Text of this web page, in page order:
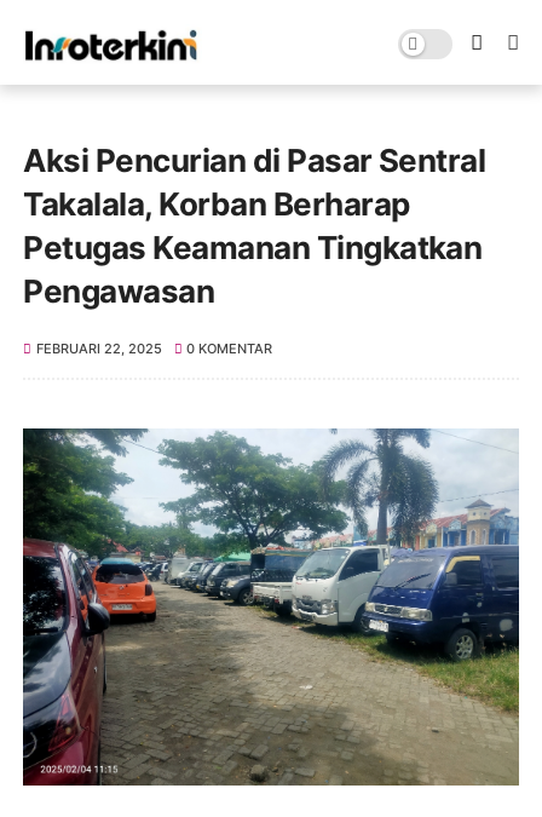
Aksi Pencurian di Pasar Sentral
Takalala, Korban Berharap
Petugas Keamanan Tingkatkan
Pengawasan
FEBRUARI 22, 2025 0 KOMENTAR